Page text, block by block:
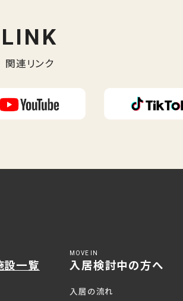
LINK
関連リンク
設一覧
MOVE IN
入居検討中の方へ
入居の流れ